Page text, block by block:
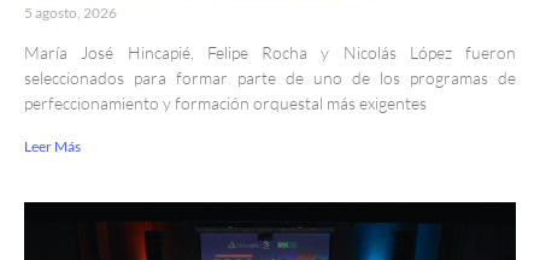
5 agosto, 2026
María José Hincapié, Felipe Rocha y Nicolás López fueron
seleccionados para formar parte de uno de los programas de
perfeccionamiento y formación orquestal más exigentes
Leer Más